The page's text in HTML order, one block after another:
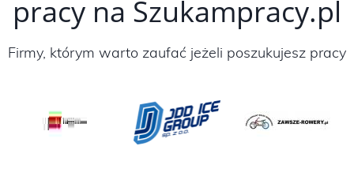
pracy na Szukampracy.pl
Firmy, którym warto zaufać jeżeli poszukujesz pracy